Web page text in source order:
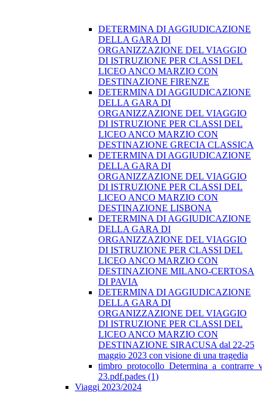
DETERMINA DI AGGIUDICAZIONE
DELLA GARA DI
ORGANIZZAZIONE DEL VIAGGIO
DI ISTRUZIONE PER CLASSI DEL
LICEO ANCO MARZIO CON
DESTINAZIONE FIRENZE
DETERMINA DI AGGIUDICAZIONE
DELLA GARA DI
ORGANIZZAZIONE DEL VIAGGIO
DI ISTRUZIONE PER CLASSI DEL
LICEO ANCO MARZIO CON
DESTINAZIONE GRECIA CLASSICA
DETERMINA DI AGGIUDICAZIONE
DELLA GARA DI
ORGANIZZAZIONE DEL VIAGGIO
DI ISTRUZIONE PER CLASSI DEL
LICEO ANCO MARZIO CON
DESTINAZIONE LISBONA
DETERMINA DI AGGIUDICAZIONE
DELLA GARA DI
ORGANIZZAZIONE DEL VIAGGIO
DI ISTRUZIONE PER CLASSI DEL
LICEO ANCO MARZIO CON
DESTINAZIONE MILANO-CERTOSA
DI PAVIA
DETERMINA DI AGGIUDICAZIONE
DELLA GARA DI
ORGANIZZAZIONE DEL VIAGGIO
DI ISTRUZIONE PER CLASSI DEL
LICEO ANCO MARZIO CON
DESTINAZIONE SIRACUSA dal 22-25
maggio 2023 con visione di una tragedia
23.pdf.pades (1)
Viaggi 2023/2024